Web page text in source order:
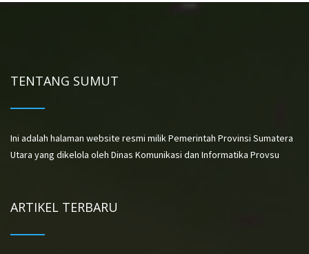
TENTANG SUMUT
Ini adalah halaman website resmi milik Pemerintah Provinsi Sumatera
Utara yang dikelola oleh Dinas Komunikasi dan Informatika Provsu
ARTIKEL TERBARU